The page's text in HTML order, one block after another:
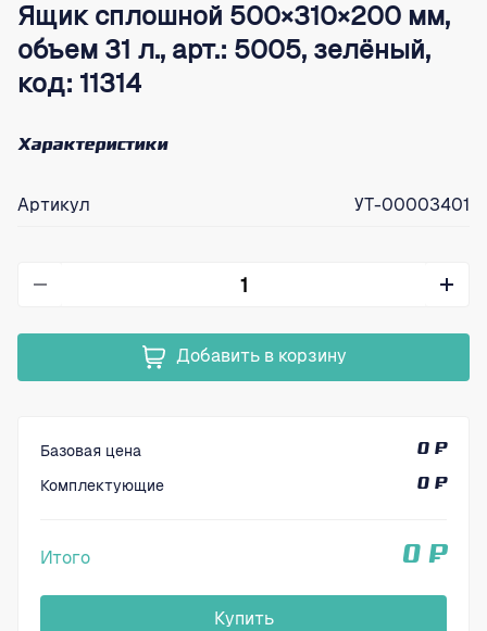
Ящик сплошной 500×310×200 мм,
объем 31 л., арт.: 5005, зелёный,
код: 11314
Характеристики
Артикул УТ-00003401
Добавить в корзину
Базовая цена
0 ₽
Комплектующие
0 ₽
Итого 0 ₽
Купить